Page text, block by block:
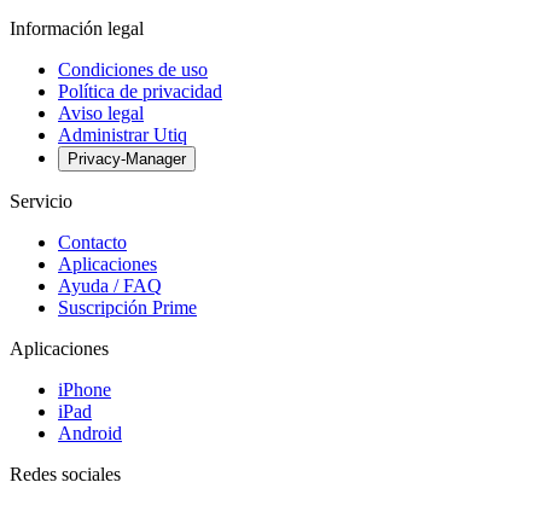
Información legal
Condiciones de uso
Política de privacidad
Aviso legal
Administrar Utiq
Privacy-Manager
Servicio
Contacto
Aplicaciones
Ayuda / FAQ
Suscripción Prime
Aplicaciones
iPhone
iPad
Android
Redes sociales